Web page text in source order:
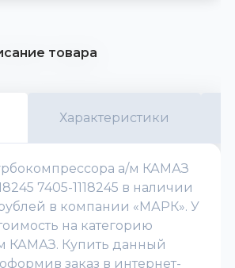
товара
Характеристики
а/м КАМАЗ
7405-1118245 в наличии
в компании «МАРК». У
на категорию
КАМАЗ. Купить данный
заказ в интернет-